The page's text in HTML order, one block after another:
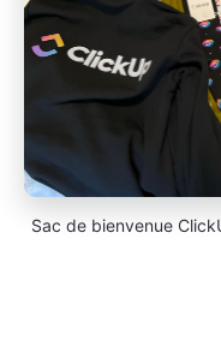
Sac de bienvenue